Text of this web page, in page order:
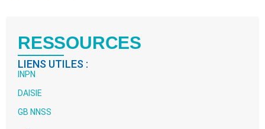
RESSOURCES
LIENS UTILES :
INPN
DAISIE
GB NNSS